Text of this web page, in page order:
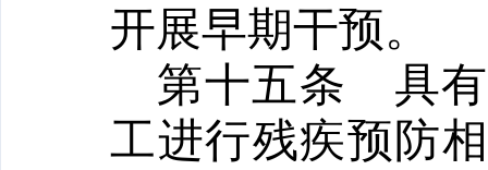
开展早期干预。
第十五条 具
工进行残疾预防